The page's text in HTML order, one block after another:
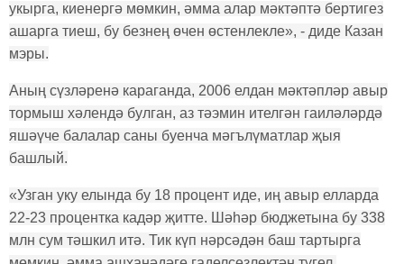
укырга, киенергә мөмкин, әмма алар мәктәптә бертигез
ашарга тиеш, бу безнең өчен өстенлекле», - диде Казан
мэры.
Аның сүзләренә караганда, 2006 елдан мәктәпләр авыр
тормыш хәлендә булган, аз тәэмин ителгән гаиләләрдә
яшәүче балалар саны буенча мәгълүматлар җыя
башлый.
«Узган уку елында бу 18 процент иде, иң авыр елларда
22-23 процентка кадәр җитте. Шәһәр бюджетына бу 338
млн сум тәшкил итә. Тик күп нәрсәдән баш тартырга